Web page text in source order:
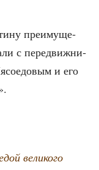
пре­иму­ще­
с пере­движ­ни­
и его
вели­ко­го